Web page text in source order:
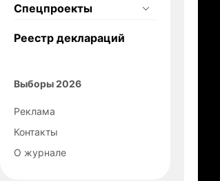
Спецпроекты
Реестр деклараций
Выборы 2026
Реклама
Контакты
О журнале